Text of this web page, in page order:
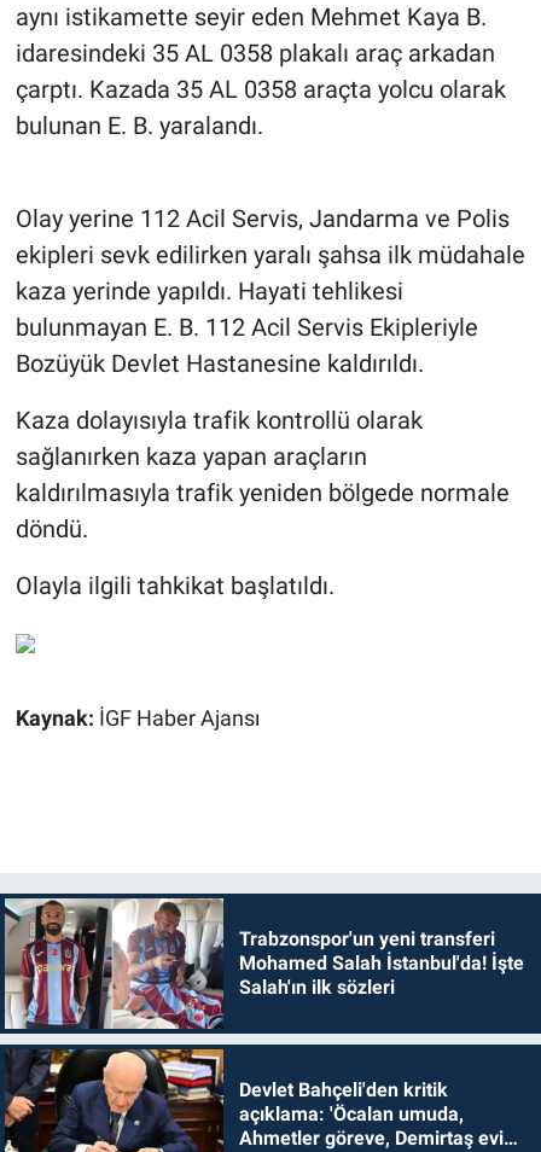
aynı istikamette seyir eden Mehmet Kaya B.
idaresindeki 35 AL 0358 plakalı araç arkadan
çarptı. Kazada 35 AL 0358 araçta yolcu olarak
bulunan E. B. yaralandı.
Olay yerine 112 Acil Servis, Jandarma ve Polis
ekipleri sevk edilirken yaralı şahsa ilk müdahale
kaza yerinde yapıldı. Hayati tehlikesi
bulunmayan E. B. 112 Acil Servis Ekipleriyle
Bozüyük Devlet Hastanesine kaldırıldı.
Kaza dolayısıyla trafik kontrollü olarak
sağlanırken kaza yapan araçların
kaldırılmasıyla trafik yeniden bölgede normale
döndü.
Olayla ilgili tahkikat başlatıldı.
Kaynak: İGF Haber Ajansı
Trabzonspor'un yeni transferi
Mohamed Salah İstanbul'da! İşte
Salah'ın ilk sözleri
Devlet Bahçeli'den kritik
açıklama: 'Öcalan umuda,
Ahmetler göreve, Demirtaş evine